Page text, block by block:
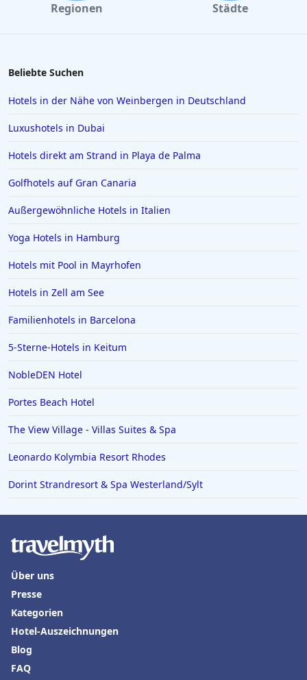
Regionen Städte
Beliebte Suchen
Hotels in der Nähe von Weinbergen in Deutschland
Luxushotels in Dubai
Hotels direkt am Strand in Playa de Palma
Golfhotels auf Gran Canaria
Außergewöhnliche Hotels in Italien
Yoga Hotels in Hamburg
Hotels mit Pool in Mayrhofen
Hotels in Zell am See
Familienhotels in Barcelona
5-Sterne-Hotels in Keitum
NobleDEN Hotel
Portes Beach Hotel
The View Village - Villas Suites & Spa
Leonardo Kolymbia Resort Rhodes
Dorint Strandresort & Spa Westerland/Sylt
Über uns
Presse
Kategorien
Hotel-Auszeichnungen
Blog
FAQ